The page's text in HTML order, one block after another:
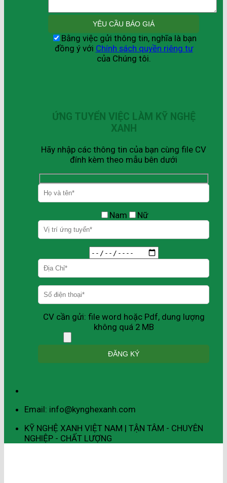
Bằng việc gửi thông tin, nghĩa là bạn
đồng ý với Chính sách quyền riêng tư
của Chúng tôi.
ỨNG TUYỂN VIỆC LÀM KỸ NGHỆ
XANH
Hãy nhập các thông tin của bạn cùng file CV
đính kèm theo mẫu bên dưới
Nam Nữ
CV cần gửi: file word hoặc Pdf, dung lượng
không quá 2 MB
Email: info@kynghexanh.com
KỸ NGHỆ XANH VIỆT NAM | TẬN TÂM - CHUYÊN
NGHIỆP - CHẤT LƯỢNG